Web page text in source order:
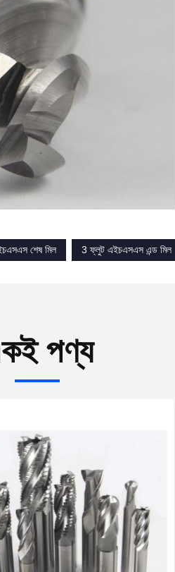
শেষ মিল 3 ফ্লুট এইচএসএস এন্ড মিল
পণ্য